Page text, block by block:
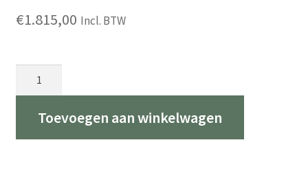
€1.815,00 Incl. BTW
aantalToevoegen aan winkelwagen